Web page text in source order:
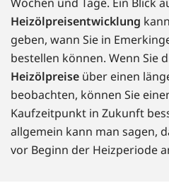
Heizölpreisentwicklung
geben, wann Sie in
bestellen können. Wenn Sie
Heizölpreise über einen
beobachten, können Sie
Kaufzeitpunkt in Zukunft
allgemein kann man sagen,
vor Beginn der Heizperiode